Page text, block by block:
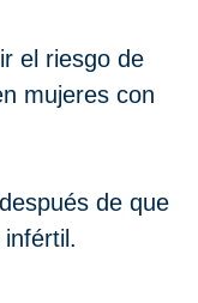
el riesgo de
mujeres con
de que